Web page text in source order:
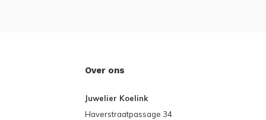
Over ons
Juwelier Koelink
Haverstraatpassage 34